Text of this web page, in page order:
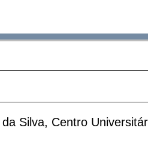
Silva, Centro